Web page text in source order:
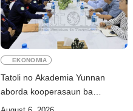
EKONOMIA
Tatoli no Akademia Yunnan
aborda kooperasaun ba
dezenvolvimentu no troka